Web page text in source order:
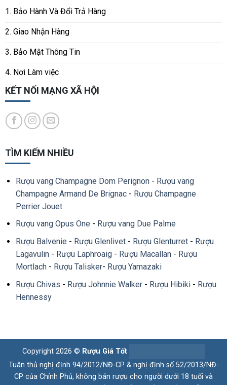
1. Bảo Hành Và Đổi Trả Hàng
2. Giao Nhận Hàng
3. Bảo Mật Thông Tin
4. Nơi Làm việc
KẾT NỐI MẠNG XÃ HỘI
TÌM KIẾM NHIỀU
Rượu vang Champagne Dom Perignon- Rượu vang
Champagne Armand De Brignac- Rượu Champagne
Perrier Jouet
Rượu vang Opus One - Rượu vang Due Palme
Rượu Balvenie - Rượu Glenlivet- Rượu Glenturret- Rượu
Lagavulin- Rượu Laphroaig- Rượu Macallan- Rượu
Mortlach- Rượu Talisker- Rượu Yamazaki
Rượu Chivas - Rượu Johnnie Walker- Rượu Hibiki- Rượu
Hennessy
Copyright 2026 © Rượu Giá Tốt
Tuân thủ nghị định 94/2012/NĐ-CP & nghị định số 52/2013/NĐ-
CP của Chính Phủ, không bán rượu cho người dưới 18 tuổi và